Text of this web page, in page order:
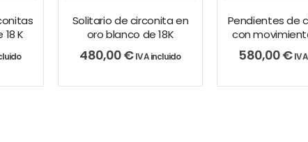
K
Solitario de circonita en
oro blanco de 18K
480,00€ IVA incluido
Pendientes de
con
580,00€